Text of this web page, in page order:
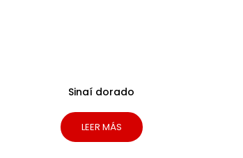
Sinaí dorado
LEER MÁS